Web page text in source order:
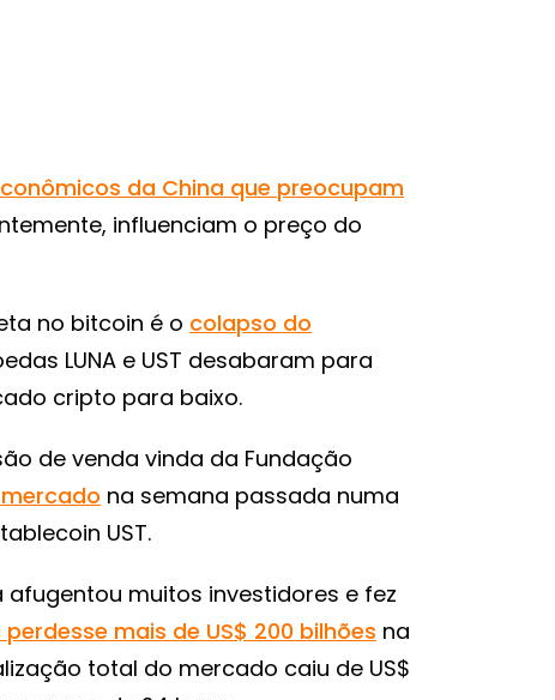
da China que preocupam
influenciam o preço do
no bitcoin é o colapso do
LUNA e UST desabaram para
cripto para baixo.
de venda vinda da Fundação
mercado na semana passada numa
UST.
muitos investidores e fez
mais de US$ 200 bilhões na
total do mercado caiu de US$